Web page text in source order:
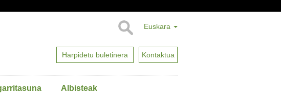
Euskara
Harpidetu buletinera Kontaktua
Albisteak